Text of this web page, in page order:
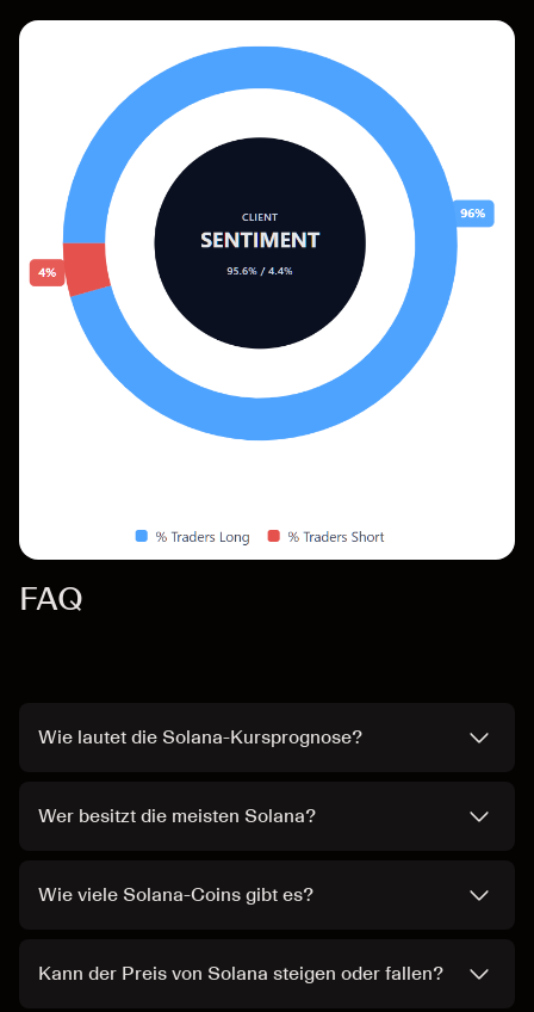
FAQ
Wie lautet die Solana-Kursprognose?
Wer besitzt die meisten Solana?
Wie viele Solana-Coins gibt es?
Kann der Preis von Solana steigen oder fallen?